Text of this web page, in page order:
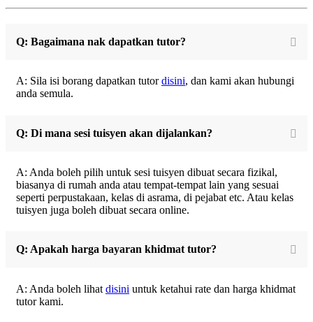
Q: Bagaimana nak dapatkan tutor?
A: Sila isi borang dapatkan tutordisini, dan kami akan hubungi
anda semula.
Q: Di mana sesi tuisyen akan dijalankan?
A: Anda boleh pilih untuk sesi tuisyen dibuat secara fizikal,
biasanya di rumah anda atau tempat-tempat lain yang sesuai
seperti perpustakaan, kelas di asrama, di pejabat etc. Atau kelas
tuisyen juga boleh dibuat secara online.
Q: Apakah harga bayaran khidmat tutor?
A: Anda boleh lihat disini untuk ketahui rate dan harga khidmat
tutor kami.